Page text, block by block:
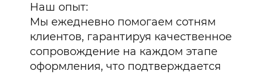
Наш опыт:
Мы ежедневно помогаем сотням
клиентов, гарантируя качественное
сопровождение на каждом этапе
оформления, что подтверждается